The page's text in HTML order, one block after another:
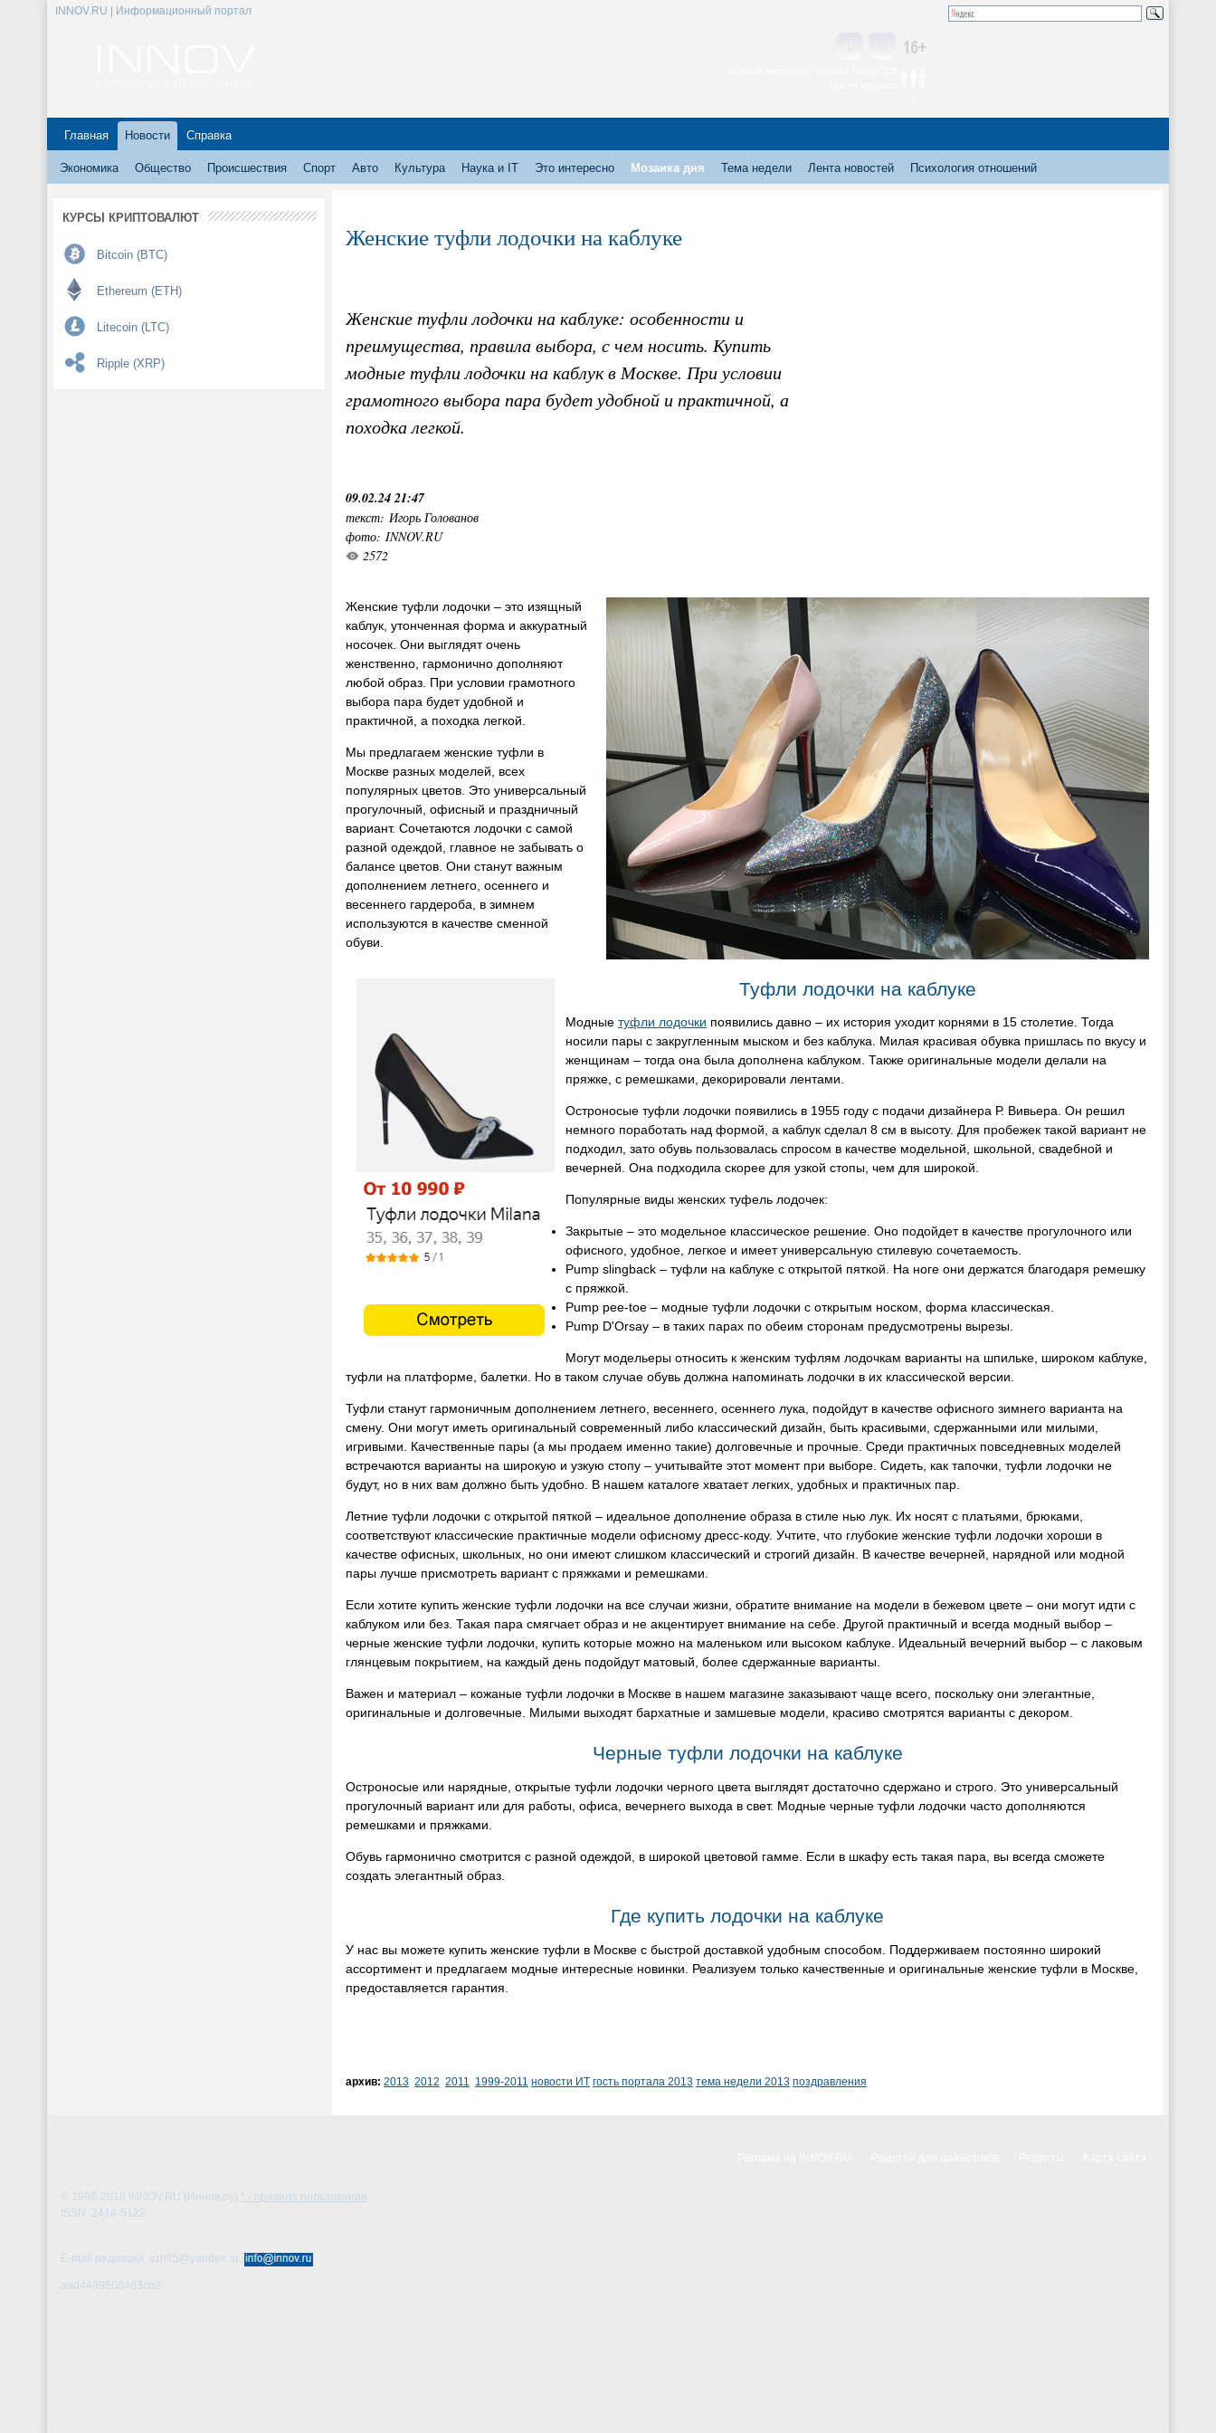
INNOV.RU | Информационный портал
Главная Новости Справка
Экономика Общество Происшествия Спорт Авто Культура Наука и IT Это интересно Мозаика дня Тема недели Лента новостей Психология отношений
КУРСЫ КРИПТОВАЛЮТ
Bitcoin (BTC)
Ethereum (ETH)
Litecoin (LTC)
Ripple (XRP)
Женские туфли лодочки на каблуке
Женские туфли лодочки на каблуке: особенности и
преимущества, правила выбора, с чем носить. Купить
модные туфли лодочки на каблук в Москве. При условии
грамотного выбора пара будет удобной и практичной, а
походка легкой.
09.02.24 21:47
текст: Игорь Голованов
фото: INNOV.RU
2572
Женские туфли лодочки – это изящный
каблук, утонченная форма и аккуратный
носочек. Они выглядят очень
женственно, гармонично дополняют
любой образ. При условии грамотного
выбора пара будет удобной и
практичной, а походка легкой.
Мы предлагаем женские туфли в
Москве разных моделей, всех
популярных цветов. Это универсальный
прогулочный, офисный и праздничный
вариант. Сочетаются лодочки с самой
разной одеждой, главное не забывать о
балансе цветов. Они станут важным
дополнением летнего, осеннего и
весеннего гардероба, в зимнем
используются в качестве сменной
обуви.
Туфли лодочки на каблуке
Модные туфли лодочки появились давно – их история уходит корнями в 15 столетие. Тогда
носили пары с закругленным мыском и без каблука. Милая красивая обувка пришлась по вкусу и
женщинам – тогда она была дополнена каблуком. Также оригинальные модели делали на
пряжке, с ремешками, декорировали лентами.
Остроносые туфли лодочки появились в 1955 году с подачи дизайнера Р. Вивьера. Он решил
немного поработать над формой, а каблук сделал 8 см в высоту. Для пробежек такой вариант не
подходил, зато обувь пользовалась спросом в качестве модельной, школьной, свадебной и
вечерней. Она подходила скорее для узкой стопы, чем для широкой.
Популярные виды женских туфель лодочек:
Закрытые – это модельное классическое решение. Оно подойдет в качестве прогулочного или
офисного, удобное, легкое и имеет универсальную стилевую сочетаемость.
Pump slingback – туфли на каблуке с открытой пяткой. На ноге они держатся благодаря ремешку
с пряжкой.
Pump pee-toe – модные туфли лодочки с открытым носком, форма классическая.
Pump D'Orsay – в таких парах по обеим сторонам предусмотрены вырезы.
Могут модельеры относить к женским туфлям лодочкам варианты на шпильке, широком каблуке,
туфли на платформе, балетки. Но в таком случае обувь должна напоминать лодочки в их классической версии.
Туфли станут гармоничным дополнением летнего, весеннего, осеннего лука, подойдут в качестве офисного зимнего варианта на
смену. Они могут иметь оригинальный современный либо классический дизайн, быть красивыми, сдержанными или милыми,
игривыми. Качественные пары (а мы продаем именно такие) долговечные и прочные. Среди практичных повседневных моделей
встречаются варианты на широкую и узкую стопу – учитывайте этот момент при выборе. Сидеть, как тапочки, туфли лодочки не
будут, но в них вам должно быть удобно. В нашем каталоге хватает легких, удобных и практичных пар.
Летние туфли лодочки с открытой пяткой – идеальное дополнение образа в стиле нью лук. Их носят с платьями, брюками,
соответствуют классические практичные модели офисному дресс-коду. Учтите, что глубокие женские туфли лодочки хороши в
качестве офисных, школьных, но они имеют слишком классический и строгий дизайн. В качестве вечерней, нарядной или модной
пары лучше присмотреть вариант с пряжками и ремешками.
Если хотите купить женские туфли лодочки на все случаи жизни, обратите внимание на модели в бежевом цвете – они могут идти с
каблуком или без. Такая пара смягчает образ и не акцентирует внимание на себе. Другой практичный и всегда модный выбор –
черные женские туфли лодочки, купить которые можно на маленьком или высоком каблуке. Идеальный вечерний выбор – с лаковым
глянцевым покрытием, на каждый день подойдут матовый, более сдержанные варианты.
Важен и материал – кожаные туфли лодочки в Москве в нашем магазине заказывают чаще всего, поскольку они элегантные,
оригинальные и долговечные. Милыми выходят бархатные и замшевые модели, красиво смотрятся варианты с декором.
Черные туфли лодочки на каблуке
Остроносые или нарядные, открытые туфли лодочки черного цвета выглядят достаточно сдержано и строго. Это универсальный
прогулочный вариант или для работы, офиса, вечернего выхода в свет. Модные черные туфли лодочки часто дополняются
ремешками и пряжками.
Обувь гармонично смотрится с разной одеждой, в широкой цветовой гамме. Если в шкафу есть такая пара, вы всегда сможете
создать элегантный образ.
Где купить лодочки на каблуке
У нас вы можете купить женские туфли в Москве с быстрой доставкой удобным способом. Поддерживаем постоянно широкий
ассортимент и предлагаем модные интересные новинки. Реализуем только качественные и оригинальные женские туфли в Москве,
предоставляется гарантия.
архив: 2013 2012 2011 1999-2011 новости ИТ гость портала 2013 тема недели 2013 поздравления
© 1996-2018 INNOV.RU (Иннов.ру) * - правила пользования
ISSN: 2414-5122
E-mail редакции: vzh85@yandex.ru,
aad4439508463cb2